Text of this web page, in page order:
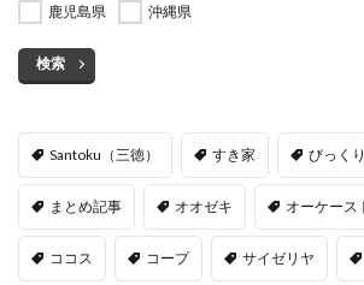
鹿児島県
沖縄県
検索
Santoku（三徳） すき家 びっく
まとめ記事 オオゼキ オーケース
ココス コープ サイゼリヤ